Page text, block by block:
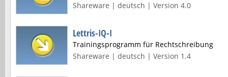
Shareware | deutsch | Version 4.0
Lettris-IQ-I
Trainingsprogramm für Rechtschreibung
Shareware | deutsch | Version 1.4